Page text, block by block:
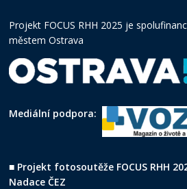
Projekt FOCUS RHH 2025 je
městem Ostrava
Mediální podpora:
■ Projekt fotosoutěže FOCUS RHH
Nadace ČEZ